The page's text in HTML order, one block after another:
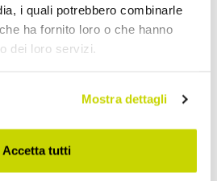
i quali potrebbero combinarle
ha fornito loro o che hanno
dei loro servizi.
Mostra dettagli
Accetta tutti